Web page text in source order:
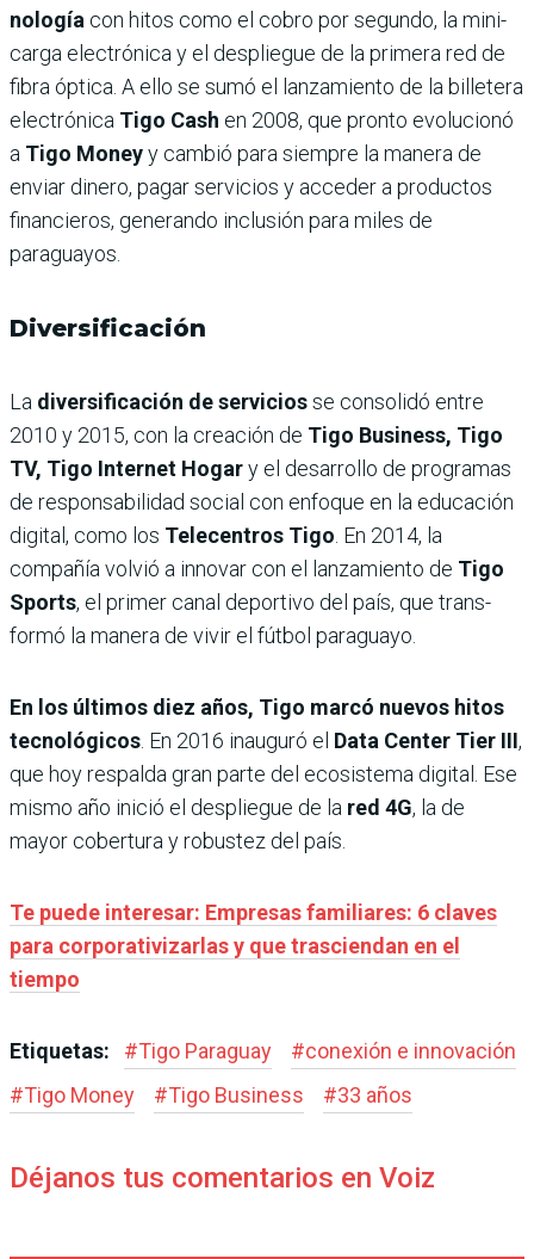
nología con hitos como el cobro por segundo, la mini­
carga electrónica y el des­pliegue de la primera red de
fibra óptica. A ello se sumó el lanzamiento de la bille­tera
electrónica Tigo Cash en 2008, que pronto evolu­cionó
a Tigo Moneyy cam­bió para siempre la manera de
enviar dinero, pagar ser­vicios y acceder a produc­tos
financieros, generando inclusión para miles de
paraguayos.
Diversificación
La diversificación de servi­ciosse consolidó entre
2010 y 2015, con la creación de Tigo Business, Tigo
TV, Tigo Internet Hogary el desarro­llo de programas
de respon­sabilidad social con enfoque en la educación
digital, como los Telecentros Tigo . En 2014, la
compañía volvió a inno­var con el lanzamiento de Tigo
Sports, el primer canal deportivo del país, que trans­
formó la manera de vivir el fútbol paraguayo.
En los últimos diez años, Tigo marcó nuevos hitos
tecno­lógicos . En 2016 inauguró el Data Center Tier III,
que hoy respalda gran parte del eco­sistema digital. Ese
mismo año inició el despliegue de la red 4G, la de
mayor cobertura y robustez del país.
Te puede interesar: Empresas familiares: 6 claves
para corporativizarlas y que trasciendan en el
tiempo
Etiquetas: #Tigo Paraguay #conexión e innovación
#Tigo Money #Tigo Business #33 años
Déjanos tus comentarios en Voiz